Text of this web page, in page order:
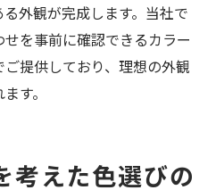
外観が完成します。当社で
を事前に確認できるカラー
提供しており、理想の外観
す。
考えた色選びの